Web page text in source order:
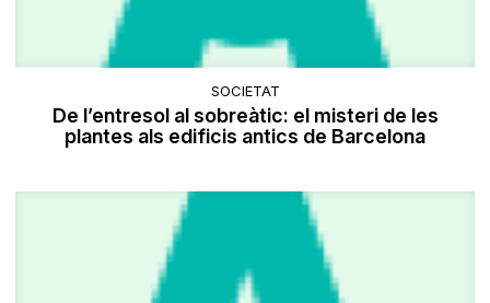
SOCIETAT
De l’entresol al sobreàtic: el misteri de les
plantes als edificis antics de Barcelona